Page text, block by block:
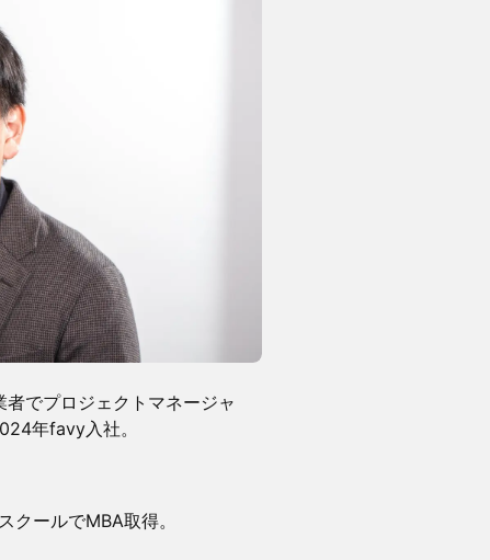
でプロジェクトマネージャ
年favy入社。
クールでMBA取得。